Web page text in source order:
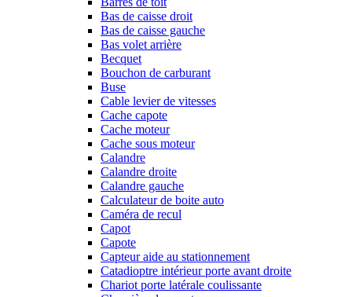
Bas de caisse droit
Bas de caisse gauche
Bas volet arrière
Becquet
Bouchon de carburant
Buse
Cable levier de vitesses
Cache capote
Cache moteur
Cache sous moteur
Calandre
Calandre droite
Calandre gauche
Calculateur de boite auto
Caméra de recul
Capot
Capote
Capteur aide au stationnement
Catadioptre intérieur porte avant droite
Chariot porte latérale coulissante